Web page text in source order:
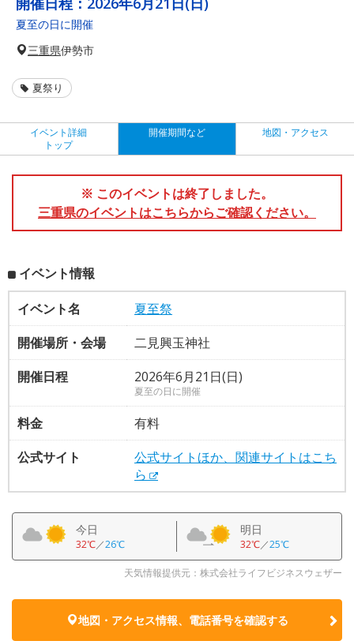
夏至の日に開催
三重県伊勢市
夏祭り
イベント詳細
トップ
開催期間など 地図・アクセス
※ このイベントは終了しました。
三重県のイベントはこちらからご確認ください。
イベント情報
イベント名
夏至祭
開催場所・会場
二見興玉神社
開催日程
2026年6月21日(日)
夏至の日に開催
料金
有料
公式サイト
公式サイトほか、関連サイトはこち
ら
今日
32℃／26℃
明日
32℃／25℃
天気情報提供元：株式会社ライフビジネスウェザー
地図・アクセス情報、電話番号を確認する